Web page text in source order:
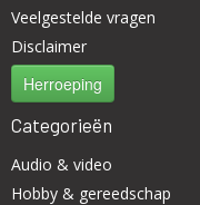
Veelgestelde vragen
Disclaimer
Herroeping
Categorieën
Audio & video
Hobby & gereedschap